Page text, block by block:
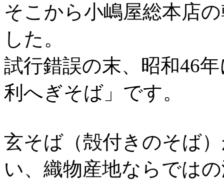
そこから小嶋屋総本店
した。
試行錯誤の末、昭和46
利へぎそば」です。
玄そば（殻付きのそば
い、織物産地ならでは